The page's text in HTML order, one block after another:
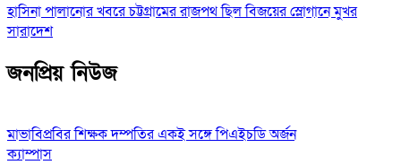
হাসিনা পালানোর খবরে চট্টগ্রামের রাজপথ ছিল বিজয়ের স্লোগানে মুখর
সারাদেশ
জনপ্রিয় নিউজ
মাভাবিপ্রবির শিক্ষক দম্পতির একই সঙ্গে পিএইচডি অর্জন
ক্যাম্পাস